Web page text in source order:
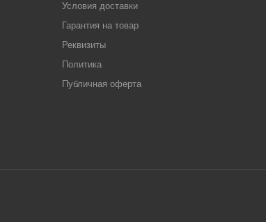
Условия доставки
Гарантия на товар
Реквизиты
Политика
Публичная оферта